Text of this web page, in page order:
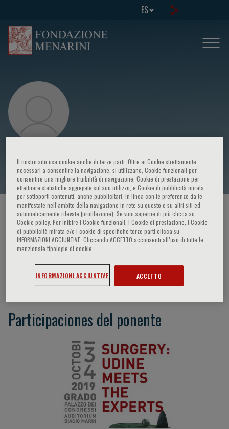
ES
Younis Kazim
HOME PAGE / CURSOS Y EVENTOS / ORADOR
Younis Kazim
Participaciones del ponente
Il nostro sito usa cookie anche di terze parti. Oltre ai Cookie strettamente
necessari a consentire la navigazione, si utilizzano, Cookie funzionali per
consentire una migliore fruibilità di navigazione, Cookie di prestazione per
effettuare statistiche aggregate sul suo utilizzo, e Cookie di pubblicità mirata
per sottoporti contenuti, anche pubblicitari, in linea con le preferenze da te
manifestate nell‘ambito della navigazione in rete su questo e su altri siti ed
automaticamente rilevate (profilazione). Se vuoi saperne di più clicca su
Cookie policy. Per inibire i Cookie funzionali, i Cookie di prestazione, i Cookie
di pubblicità mirata e/o i cookie di specifiche terze parti clicca su
INFORMAZIONI AGGIUNTIVE. Cliccando ACCETTO acconsenti all’uso di tutte le
menzionate tipologie di cookie.
INFORMAZIONI AGGIUNTIVE ACCETTO